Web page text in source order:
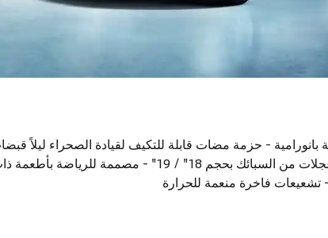
- حزمة مضات قابلة للتكيف لقيادة الصحراء ليلاً
المعدمة - تفاصيل هوائية ومقلدة للحرارة عجلات من السبائك بحجم 18" / 19" -
تشعيعات فاخرة منعمة للحرارة